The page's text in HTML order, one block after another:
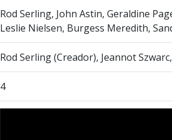
Rod Serling, John Astin, Geraldine
Leslie Nielsen, Burgess Meredith,
Rod Serling (Creador), Jeannot
4